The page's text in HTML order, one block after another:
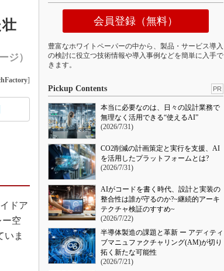
ジ）
]
ドア
ー空
いま
会員登録（無料）
豊富なホワイトペーパーの中から、製品・サービス導入
の検討に役立つ技術情報や導入事例などを簡単に入手で
きます。
Pickup Contents PR
本当に必要なのは、日々の設計業務で
無理なく活用できる“使えるAI”
(2026/7/31)
CO2削減の計画策定と実行を支援、AI
を活用したプラットフォームとは?
(2026/7/31)
AIがコードを書く時代、設計と実装の
整合性は誰が守るのか?~継続的アーキ
テクチャ検証のすすめ~
(2026/7/22)
半導体製造の課題と革新 ー アディティ
ブマニュファクチャリング(AM)が切り
拓く新たな可能性
(2026/7/21)